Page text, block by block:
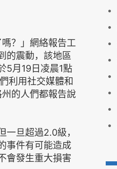
？」網絡報告工
的震動，該地區
5月19日凌晨1點
利用社交媒體和
的人們都報告說
旦超過2.0級，
事件有可能造成
會發生重大損害